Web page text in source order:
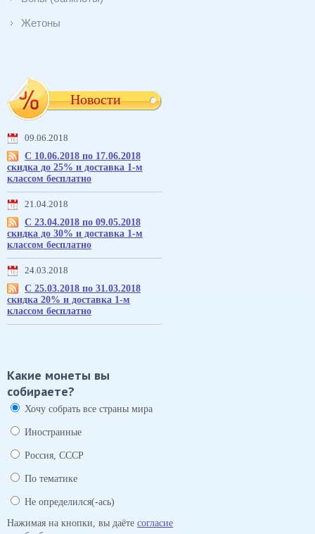
Жетоны
Новости
09.06.2018
С 10.06.2018 по 17.06.2018
скидка до 25% и доставка 1-м
классом бесплатно
21.04.2018
С 23.04.2018 по 09.05.2018
скидка до 30% и доставка 1-м
классом бесплатно
24.03.2018
С 25.03.2018 по 31.03.2018
скидка 20% и доставка 1-м
классом бесплатно
Какие монеты вы
собираете?
Хочу собрать все страны мира
Иностранные
Россия, СССР
По тематике
Не определился(-ась)
Нажимая на кнопки, вы даёте согласие